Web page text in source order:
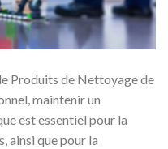
Produits de Nettoyage de
maintenir un
est essentiel pour la
ainsi que pour la